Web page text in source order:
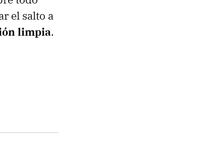
el salto a
limpia.